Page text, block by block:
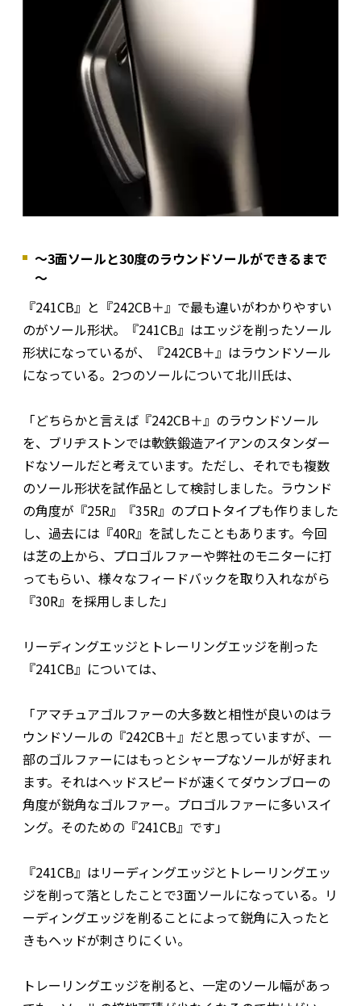
～3面ソールと30度のラウンドソールができるまで
～
『241CB』と『242CB＋』で最も違いがわかりやすい
のがソール形状。『241CB』はエッジを削ったソール
形状になっているが、『242CB＋』はラウンドソール
になっている。2つのソールについて北川氏は、
「どちらかと言えば『242CB＋』のラウンドソール
を、ブリヂストンでは軟鉄鍛造アイアンのスタンダー
ドなソールだと考えています。ただし、それでも複数
のソール形状を試作品として検討しました。ラウンド
の角度が『25R』『35R』のプロトタイプも作りました
し、過去には『40R』を試したこともあります。今回
は芝の上から、プロゴルファーや弊社のモニターに打
ってもらい、様々なフィードバックを取り入れながら
『30R』を採用しました」
リーディングエッジとトレーリングエッジを削った
『241CB』については、
「アマチュアゴルファーの大多数と相性が良いのはラ
ウンドソールの『242CB＋』だと思っていますが、一
部のゴルファーにはもっとシャープなソールが好まれ
ます。それはヘッドスピードが速くてダウンブローの
角度が鋭角なゴルファー。プロゴルファーに多いスイ
ング。そのための『241CB』です」
『241CB』はリーディングエッジとトレーリングエッ
ジを削って落としたことで3面ソールになっている。リ
ーディングエッジを削ることによって鋭角に入ったと
きもヘッドが刺さりにくい。
トレーリングエッジを削ると、一定のソール幅があっ